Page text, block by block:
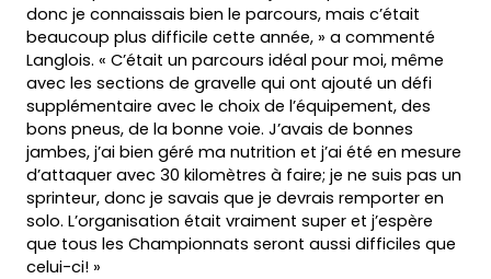
donc je connaissais bien le parcours, mais c’était
beaucoup plus difficile cette année, » a commenté
Langlois. « C’était un parcours idéal pour moi, même
avec les sections de gravelle qui ont ajouté un défi
supplémentaire avec le choix de l’équipement, des
bons pneus, de la bonne voie. J’avais de bonnes
jambes, j’ai bien géré ma nutrition et j’ai été en mesure
d’attaquer avec 30 kilomètres à faire; je ne suis pas un
sprinteur, donc je savais que je devrais remporter en
solo. L’organisation était vraiment super et j’espère
que tous les Championnats seront aussi difficiles que
celui-ci! »